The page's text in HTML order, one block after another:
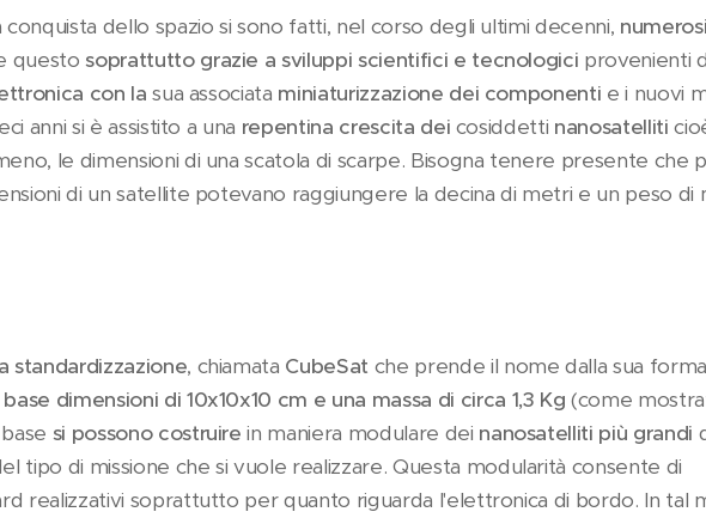
dello spazio si sono fatti, nel corso degli ultimi decenni, numerosi
questosoprattutto grazie a sviluppi scientifici e tecnologici provenienti
con la sua associata miniaturizzazione dei componenti e i nuovi
anni si è assistito a una repentina crescita dei cosiddetti nanosatelliti
le dimensioni di una scatola di scarpe. Bisogna tenere presente che
di un satellite potevano raggiungere la decina di metri e un peso di
standardizzazione, chiamata CubeSat che prende il nome dalla sua
dimensioni di 10x10x10 cm e una massa di circa 1,3 Kg (come
si possono costruire in maniera modulare dei nanosatelliti più grandi
tipo di missione che si vuole realizzare. Questa modularità consente di
realizzativi soprattutto per quanto riguarda l'elettronica di bordo. In tal